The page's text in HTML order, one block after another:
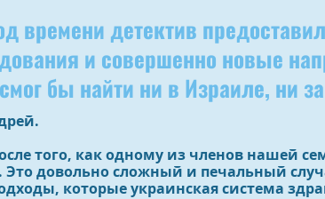
времени детектив
и совершенно новые
бы найти ни в Израиле, ни
того, как одному из членов нашей
довольно сложный и печальный
которые украинская система